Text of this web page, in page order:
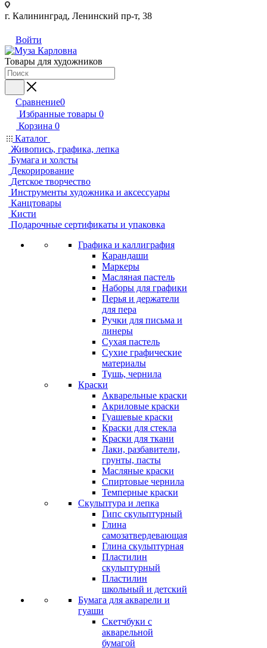
г. Калининград, Ленинский пр-т, 38
Войти
Товары для художников
Сравнение0
Избранные товары 0
Корзина 0
Каталог
Живопись, графика, лепка
Бумага и холсты
Декорирование
Детское творчество
Инструменты художника и аксессуары
Канцтовары
Кисти
Подарочные сертификаты и упаковка
Графика и каллиграфия
Карандаши
Маркеры
Масляная пастель
Наборы для графики
Перья и держатели
для пера
Ручки для письма и
линеры
Сухая пастель
Сухие графические
материалы
Тушь, чернила
Краски
Акварельные краски
Акриловые краски
Гуашевые краски
Краски для стекла
Краски для ткани
Лаки, разбавители,
грунты, пасты
Масляные краски
Спиртовые чернила
Темперные краски
Скульптура и лепка
Гипс скульптурный
Глина
самозатвердевающая
Глина скульптурная
Пластилин
скульптурный
Пластилин
школьный и детский
Бумага для акварели и
гуаши
Скетчбуки с
акварельной
бумагой